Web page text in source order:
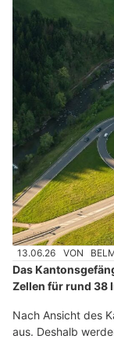
13.06.26 VON
Das
Zellen für rund 38
Nach Ansicht des
aus. Deshalb